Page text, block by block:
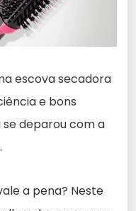
escova secadora
e bons
deparou com a
.
a pena? Neste